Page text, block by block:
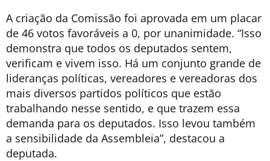
A criação da Comissão foi aprovada em um placar
de 46 votos favoráveis a 0, por unanimidade. “Isso
demonstra que todos os deputados sentem,
verificam e vivem isso. Há um conjunto grande de
lideranças políticas, vereadores e vereadoras dos
mais diversos partidos políticos que estão
trabalhando nesse sentido, e que trazem essa
demanda para os deputados. Isso levou também
a sensibilidade da Assembleia”, destacou a
deputada.